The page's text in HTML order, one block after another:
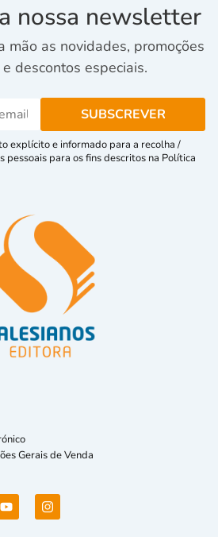
nossa newsletter
mão as novidades, promoções
descontos especiais.
explícito e informado para a recolha /
para os fins descritos na Política
Gerais de Venda